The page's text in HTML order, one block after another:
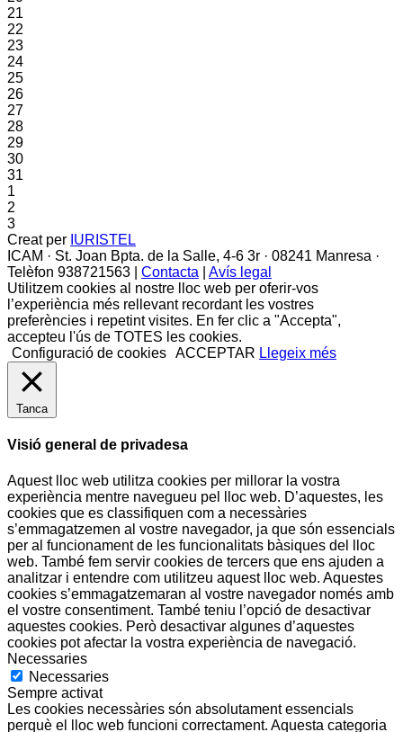
21
22
23
24
25
26
27
28
29
30
31
1
2
3
Creat per IURISTEL
ICAM · St. Joan Bpta. de la Salle, 4-6 3r · 08241 Manresa ·
Telèfon 938721563 | Contacta
Avís legal
Utilitzem cookies al nostre lloc web per oferir-vos
l’experiència més rellevant recordant les vostres
preferències i repetint visites. En fer clic a "Accepta",
accepteu l'ús de TOTES les cookies.
Configuració de cookies ACCEPTAR Llegeix més
Tanca
Visió general de privadesa
Aquest lloc web utilitza cookies per millorar la vostra
experiència mentre navegueu pel lloc web. D’aquestes, les
cookies que es classifiquen com a necessàries
s’emmagatzemen al vostre navegador, ja que són essencials
per al funcionament de les funcionalitats bàsiques del lloc
web. També fem servir cookies de tercers que ens ajuden a
analitzar i entendre com utilitzeu aquest lloc web. Aquestes
cookies s’emmagatzemaran al vostre navegador només amb
el vostre consentiment. També teniu l’opció de desactivar
aquestes cookies. Però desactivar algunes d’aquestes
cookies pot afectar la vostra experiència de navegació.
Necessaries
Necessaries
Sempre activat
Les cookies necessàries són absolutament essencials
perquè el lloc web funcioni correctament. Aquesta categoria